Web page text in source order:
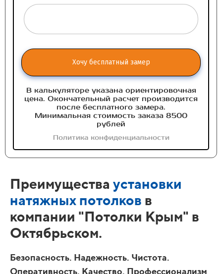
Хочу бесплатный замер
В калькуляторе указана ориентировочная
цена. Окончательный расчет производится
после бесплатного замера.
Минимальная стоимость заказа 8500
рублей
Политика конфиденциальности
Преимущества установки
натяжных потолков в
компании "Потолки Крым" в
Октябрьском.
Безопасность. Надежность. Чистота.
Оперативность. Качество. Профессионализм